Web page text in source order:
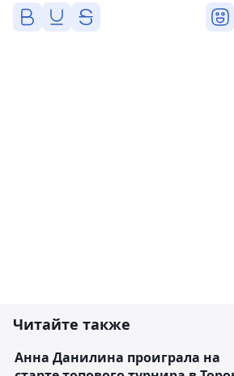
Читайте также
Анна Данилина проиграла на